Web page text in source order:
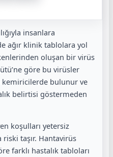
insanlara
ağır klinik tablolara yol
oluşan bir virüs
göre bu virüsler
bulunur ve
belirtisi göstermeden
koşulları yetersiz
taşır. Hantavirüs
farklı hastalık tabloları